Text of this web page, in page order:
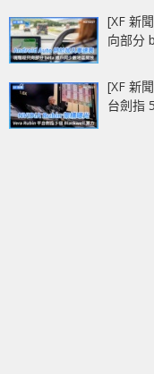
[XF 新
向部分
[XF 新
台劍指